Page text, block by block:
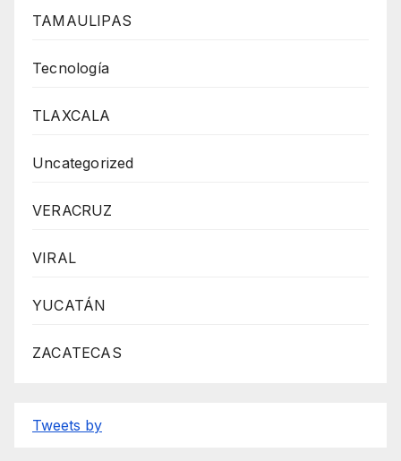
TAMAULIPAS
Tecnología
TLAXCALA
Uncategorized
VERACRUZ
VIRAL
YUCATÁN
ZACATECAS
Tweets by